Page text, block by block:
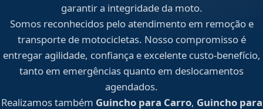
garantir a integridade da moto.
Somos reconhecidos pelo atendimento em remoção e
transporte de motocicletas. Nosso compromisso é
entregar agilidade, confiança e excelente custo-benefício,
tanto em emergências quanto em deslocamentos
agendados.
Realizamos também Guincho para Carro, Guincho para